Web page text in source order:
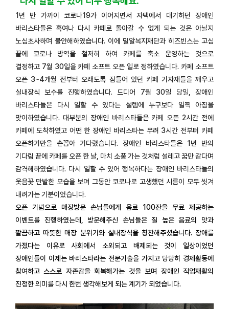
1년 반 가까이 코로나19가 이어지면서 자택에서 대기하던 장애인
바리스타들은 혹여나 다시 카페로 돌아갈 수 없게 되는 것은 아닐지
노심초사하며 불안해하였습니다. 이에 밀알복지재단과 히즈빈스는 고심
끝에 코로나 방역을 철저히 하여 카페를 축소 운영하는 것으로
결정하고 7월 30일을 카페 소프트 오픈 일로 정하였습니다. 카페 소프트
오픈 3~4개월 전부터 오래도록 잠들어 있던 카페 기자재들을 깨우고
실내장식 보수를 진행하였습니다. 드디어 7월 30일 당일, 장애인
바리스타들은 다시 일할 수 있다는 설렘에 누구보다 일찍 아침을
맞이하였습니다. 대부분의 장애인 바리스타들은 카페 오픈 2시간 전에
카페에 도착하였고 어떤 한 장애인 바리스타는 무려 3시간 전부터 카페
오픈하기만을 손꼽아 기다렸습니다. 장애인 바리스타들은 1년 반의
기다림 끝에 카페를 오픈 한 날, 마치 소풍 가는 것처럼 설레고 꿈만 같다며
감격해하였습니다. 다시 일할 수 있어 행복하다는 장애인 바리스타들의
웃음꽃 만발한 모습을 보며 그동안 코로나로 고생했던 시름이 모두 씻겨
내려가는 기분이었습니다.
오픈 기념으로 매장방문 손님들에게 음료 100잔을 무료 제공하는
이벤트를 진행하였는데, 방문해주신 손님들은 질 높은 음료의 맛과
깔끔하고 따뜻한 매장 분위기와 실내장식을 칭찬해주셨습니다. 장애를
가졌다는 이유로 사회에서 소외되고 배제되는 것이 일상이었던
장애인들이 이제는 바리스타라는 전문기술을 가지고 당당히 경제활동에
참여하고 스스로 자존감을 회복해가는 것을 보며 장애인 직업재활의
진정한 의미를 다시 한번 생각해보게 되는 계기가 되었습니다.